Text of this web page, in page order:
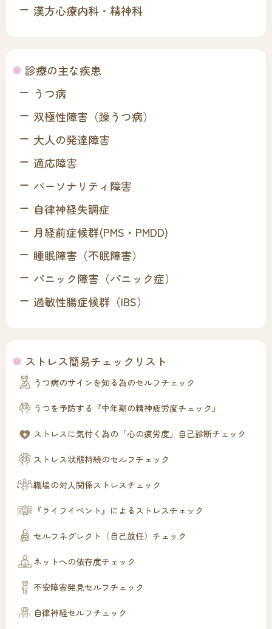
漢方心療内科・精神科
診療の主な疾患
うつ病
双極性障害（躁うつ病）
大人の発達障害
適応障害
パーソナリティ障害
自律神経失調症
月経前症候群(PMS・PMDD)
睡眠障害（不眠障害）
パニック障害（パニック症）
過敏性腸症候群（IBS）
ストレス簡易チェックリスト
うつ病のサインを知る為のセルフチェック
うつを予防する『中年期の精神疲労度チェック』
ストレスに気付く為の「心の疲労度」自己診断チェック
ストレス状態持続のセルフチェック
職場の対人関係ストレスチェック
『ライフイベント』によるストレスチェック
セルフネグレクト（自己放任）チェック
ネットへの依存度チェック
不安障害発見セルフチェック
自律神経セルフチェック